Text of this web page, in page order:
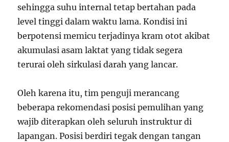
sehingga suhu internal tetap bertahan pada
level tinggi dalam waktu lama. Kondisi ini
berpotensi memicu terjadinya kram otot akibat
akumulasi asam laktat yang tidak segera
terurai oleh sirkulasi darah yang lancar.
Oleh karena itu, tim penguji merancang
beberapa rekomendasi posisi pemulihan yang
wajib diterapkan oleh seluruh instruktur di
lapangan. Posisi berdiri tegak dengan tangan